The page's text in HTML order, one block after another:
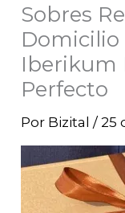
Sobres
Domicilio
Iberikum
Perfecto
Por Bizital/25